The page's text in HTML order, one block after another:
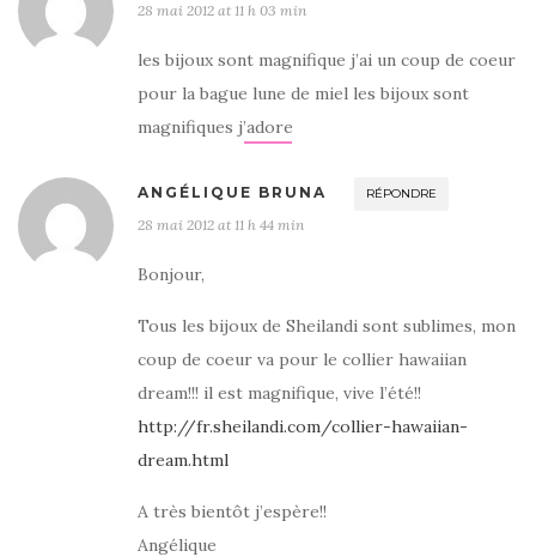
28 mai 2012 at 11 h 03 min
les bijoux sont magnifique j’ai un coup de coeur
pour la bague lune de miel les bijoux sont
magnifiques j’adore
ANGÉLIQUE BRUNA RÉPONDRE
28 mai 2012 at 11 h 44 min
Bonjour,
Tous les bijoux de Sheilandi sont sublimes, mon
coup de coeur va pour le collier hawaiian
dream!!! il est magnifique, vive l’été!!
http://fr.sheilandi.com/collier-hawaiian-
dream.html
A très bientôt j’espère!!
Angélique